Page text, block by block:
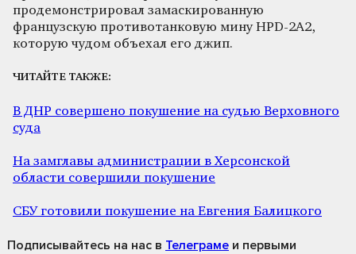
продемонстрировал замаскированную
французскую противотанковую мину HPD-2A2,
которую чудом объехал его джип.
ЧИТАЙТЕ ТАКЖЕ:
В ДНР совершено покушение на судью Верховного
суда
На замглавы администрации в Херсонской
области совершили покушение
СБУ готовили покушение на Евгения Балицкого
Подписывайтесь на нас в Телеграме и первыми